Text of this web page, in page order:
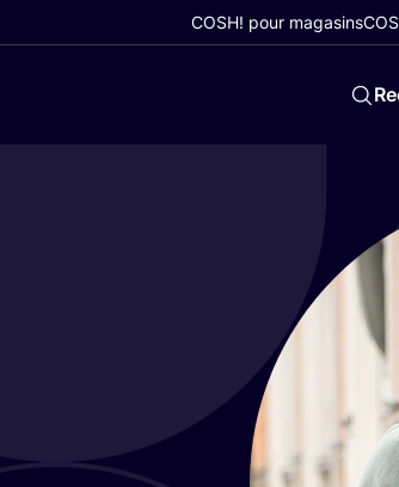
COSH! pour magasins